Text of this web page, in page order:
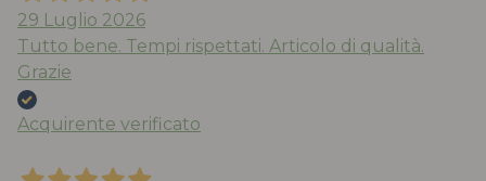
29 Luglio 2026
Tutto bene. Tempi rispettati. Articolo di qualità.
Grazie
Acquirente verificato